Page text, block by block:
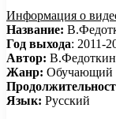
Информация о
Название:
Год выхода: 2011-
Автор: В.Федоткин
Жанр: Обучающий
Язык: Русский